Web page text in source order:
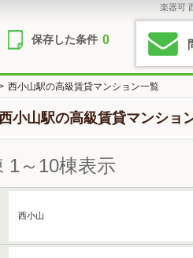
楽器可
保存した条件 0
西小山駅の高級賃貸マンション一覧
小山駅の高級賃貸マンショ
1～10棟表示
西小山